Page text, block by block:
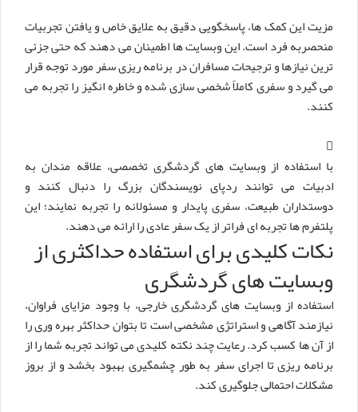
مزیت این کمک ها، پاسخگویی دقیق به علایق خاص و یافتن تجربیات
منحصربه فرد است. این وبسایت ها اطمینان می دهند که حتی جزئی
ترین نیازها و ترجیحات مسافران در برنامه ریزی سفر مورد توجه قرار
می گیرد و سفری کاملاً شخصی سازی شده و خاطره انگیز را تجربه می
کنند.
با استفاده از وبسایت های گردشگری تخصصی، علاقه مندان به
ادبیات می توانند ردپای نویسندگان بزرگ را دنبال کنند و
دوستداران طبیعت، سفری پایدار و مسئولانه را تجربه نمایند؛ این
پلتفرم ها تجربه ای فراتر از یک سفر عادی را ارائه می دهند.
نکات کلیدی برای استفاده حداکثری از
وبسایت های گردشگری
استفاده از وبسایت های گردشگری خارجی، با وجود مزایای فراوان،
نیازمند آگاهی و استراتژی مشخصی است تا بتوان حداکثر بهره وری را
از آن ها کسب کرد. رعایت چند نکته کلیدی می تواند تجربه شما را از
برنامه ریزی تا اجرای سفر به طور چشمگیری بهبود بخشد و از بروز
مشکلات احتمالی جلوگیری کند.